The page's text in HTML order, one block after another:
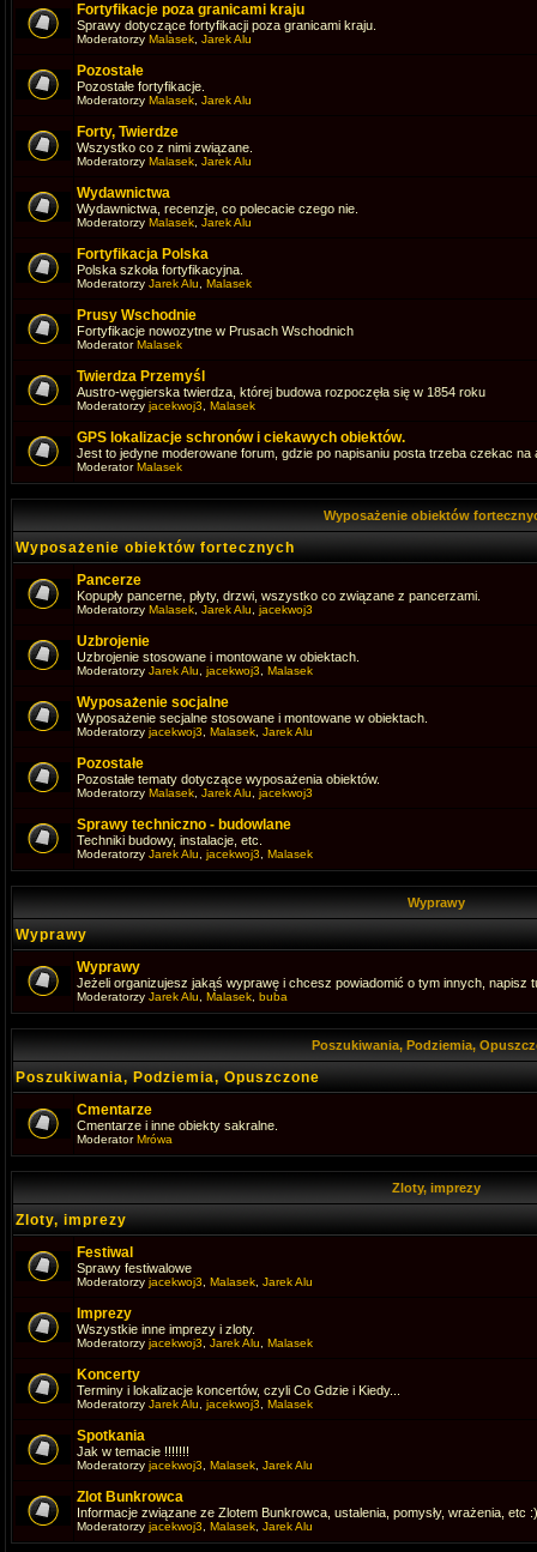
Fortyfikacje poza granicami kraju
Sprawy dotyczące fortyfikacji poza granicami kraju.
Moderatorzy Malasek Jarek Alu
Pozostałe
Pozostałe fortyfikacje.
Moderatorzy Malasek Jarek Alu
Forty, Twierdze
Wszystko co z nimi związane.
Moderatorzy Malasek Jarek Alu
Wydawnictwa
Wydawnictwa, recenzje, co polecacie czego nie.
Moderatorzy Malasek Jarek Alu
Fortyfikacja Polska
Polska szkoła fortyfikacyjna.
Moderatorzy Jarek Alu Malasek
Prusy Wschodnie
Fortyfikacje nowozytne w Prusach Wschodnich
ModeratorMalasek
Twierdza Przemyśl
Austro-węgierska twierdza, której budowa rozpoczęła się w 1854 roku
Moderatorzy jacekwoj3 Malasek
GPS lokalizacje schronów i ciekawych obiektów.
Jest to jedyne moderowane forum, gdzie po napisaniu posta trzeba czekac na
ModeratorMalasek
Wyposażenie obiektów
Wyposażenie obiektów fortecznych
Pancerze
Kopupły pancerne, płyty, drzwi, wszystko co związane z pancerzami.
Moderatorzy Malasek Jarek Alu jacekwoj3
Uzbrojenie
Uzbrojenie stosowane i montowane w obiektach.
Moderatorzy Jarek Alu jacekwoj3 Malasek
Wyposażenie socjalne
Wyposażenie secjalne stosowane i montowane w obiektach.
Moderatorzy jacekwoj3 Malasek Jarek Alu
Pozostałe
Pozostałe tematy dotyczące wyposażenia obiektów.
Moderatorzy Malasek Jarek Alu jacekwoj3
Sprawy techniczno - budowlane
Techniki budowy, instalacje, etc.
Moderatorzy Jarek Alu jacekwoj3 Malasek
Wyprawy
Wyprawy
Wyprawy
Jeżeli organizujesz jakąś wyprawę i chcesz powiadomić o tym innych, napisz
Moderatorzy Jarek Alu Malasek buba
Poszukiwania, Podziemia,
Poszukiwania, Podziemia, Opuszczone
Cmentarze
Cmentarze i inne obiekty sakralne.
ModeratorMrówa
Zloty, imprezy
Zloty, imprezy
Festiwal
Sprawy festiwalowe
Moderatorzy jacekwoj3 Malasek Jarek Alu
Imprezy
Wszystkie inne imprezy i zloty.
Moderatorzy jacekwoj3 Jarek Alu Malasek
Koncerty
Terminy i lokalizacje koncertów, czyli Co Gdzie i Kiedy...
Moderatorzy Jarek Alu jacekwoj3 Malasek
Spotkania
Jak w temacie !!!!!!!
Moderatorzy jacekwoj3 Malasek Jarek Alu
Zlot Bunkrowca
Informacje związane ze Zlotem Bunkrowca, ustalenia, pomysły, wrażenia, etc :)
Moderatorzy jacekwoj3 Malasek Jarek Alu